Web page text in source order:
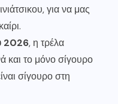
για να μας
2026, η τρέλα
και το μόνο σίγουρο
σίγουρο στη